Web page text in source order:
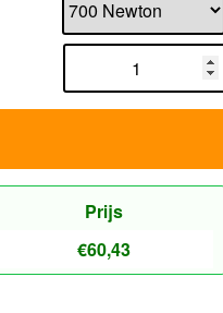
Prijs
€60,43